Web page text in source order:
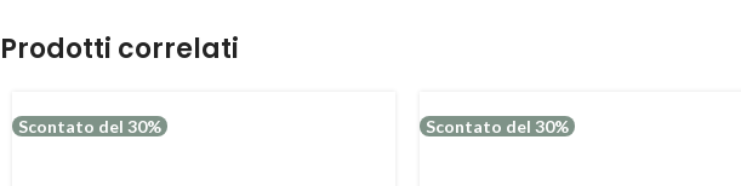
Prodotti correlati
Scontato del 30% Scontato del 30%